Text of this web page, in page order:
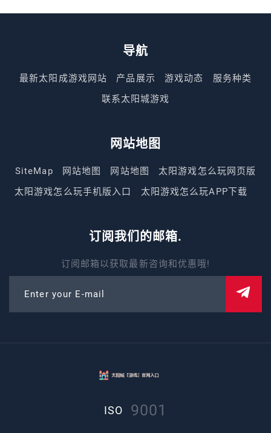
导航
最新太阳成游戏网站 产品展示 游戏动态
服务种类
联系太阳城游戏
网站地图
SiteMap 网站地图 网站地图
太阳游戏怎么玩网页版
太阳游戏怎么玩手机版入口
太阳游戏怎么玩APP下载
订阅我们的邮箱.
订阅邮箱以获取最新咨询和优惠哦!
Enter your E-mail
ISO 9001